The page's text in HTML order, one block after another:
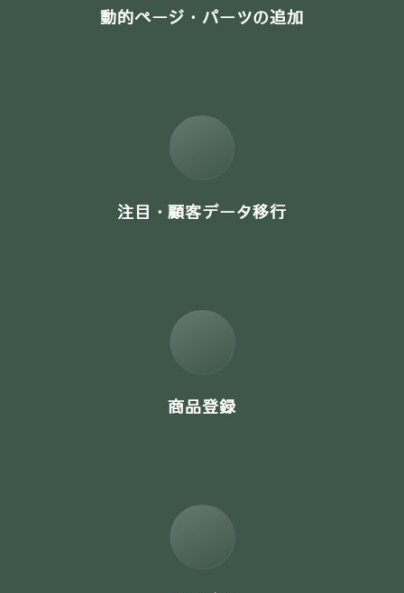
動的ページ・パーツの追加
注目・顧客データ移行
商品登録